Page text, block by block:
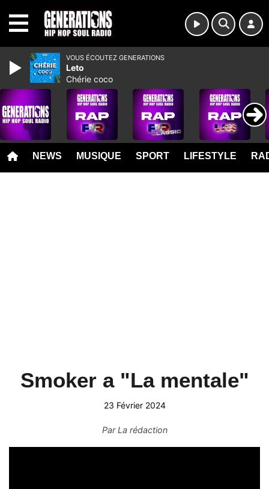
NEWS MUSIQUE SPORT LIFESTYLE
Smoker a "La mentale"
23 Février 2024
ParLa rédaction
VOUS ÉCOUTEZ GENERATIONS
Leto
Chérie coco